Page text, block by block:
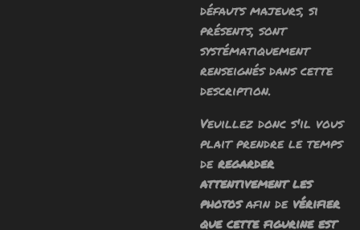
défauts majeurs, si
présents, sont
systématiquement
renseignés dans cette
description.
Veuillez donc s'il vous
plait prendre le temps
de regarder
attentivement les
photosafin de vérifier
que cette figurine est